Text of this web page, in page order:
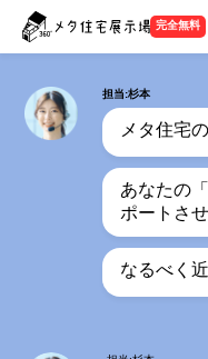
完全無料
担当:杉本
メタ住宅
あなたの
ポートさ
なるべく